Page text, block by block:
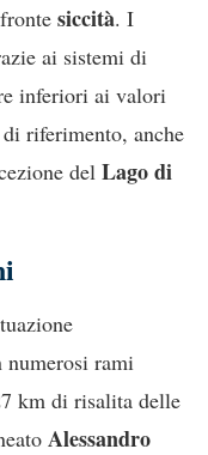
siccità. I
ai sistemi di
inferiori ai valori
riferimento, anche
del Lago di
numerosi rami
km di risalita delle
Alessandro